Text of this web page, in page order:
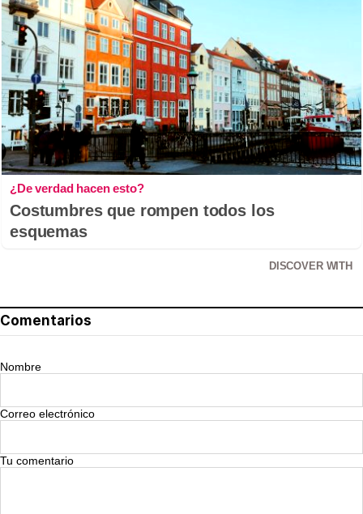
¿De verdad hacen esto?
Costumbres que rompen todos los
esquemas
DISCOVER WITH
Comentarios
Nombre
Correo electrónico
Tu comentario